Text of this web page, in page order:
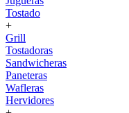
Tostado
+
Grill
Tostadoras
Sandwicheras
Paneteras
Wafleras
Hervidores